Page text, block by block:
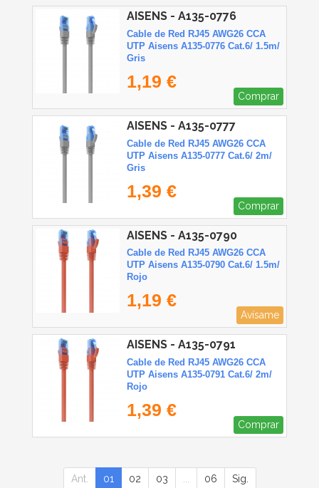
AISENS - A135-0776
Cable de Red RJ45 AWG26 CCA
UTP Aisens A135-0776 Cat.6/ 1.5m/
Gris
1,19 €
Comprar
AISENS - A135-0777
Cable de Red RJ45 AWG26 CCA
UTP Aisens A135-0777 Cat.6/ 2m/
Gris
1,39 €
Comprar
AISENS - A135-0790
Cable de Red RJ45 AWG26 CCA
UTP Aisens A135-0790 Cat.6/ 1.5m/
Rojo
1,19 €
Avísame
AISENS - A135-0791
Cable de Red RJ45 AWG26 CCA
UTP Aisens A135-0791 Cat.6/ 2m/
Rojo
1,39 €
Comprar
Ant. 01 02 03 06 Sig.